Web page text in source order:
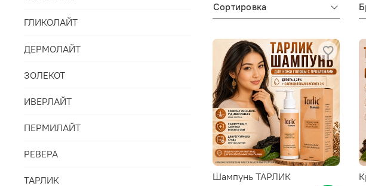
Сортировка
Шампунь ТАРЛИК
ГЛИКОЛАЙТ
ДЕРМОЛАЙТ
ЗОЛЕКОТ
ИВЕРЛАЙТ
ПЕРМИЛАЙТ
РЕВЕРА
ТАРЛИК